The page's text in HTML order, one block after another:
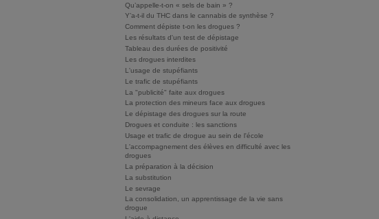
Qu’appelle-t-on « sels de bain » ?
Y’a-t-il du THC dans le cannabis de synthèse ?
Comment dépiste t-on les drogues ?
Les résultats d'un test de dépistage
Tableau des durées de positivité
Les drogues interdites
L'usage de stupéfiants
Le trafic de stupéfiants
La "publicité" faite aux drogues
La protection des mineurs face aux drogues
Le dépistage des drogues sur la route
Drogues et conduite : les sanctions
Usage et trafic de drogue au sein de l'école
L'accompagnement des élèves en difficulté avec les
drogues
La préparation à la décision
La substitution
Le sevrage
La consolidation, un apprentissage de la vie sans
drogue